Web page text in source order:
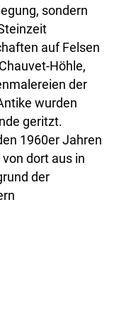
sondern
auf Felsen
Höhle,
der
wurden
geritzt.
1960er Jahren
dort aus in
der